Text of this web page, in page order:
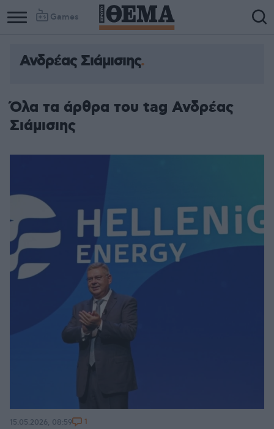
Games
Ανδρέας Σιάμισιης
Όλα τα άρθρα του tag Ανδρέας
Σιάμισιης
15.05.2026, 08:59 1